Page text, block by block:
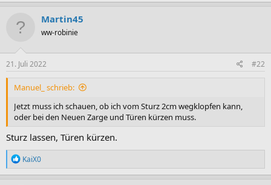
Martin45
ww-robinie
21. Juli 2022 #22
Manuel_ schrieb:
Jetzt muss ich schauen, ob ich vom Sturz 2cm wegklopfen kann,
oder bei den Neuen Zarge und Türen kürzen muss.
Sturz lassen, Türen kürzen.
R
e
a
KaiX0